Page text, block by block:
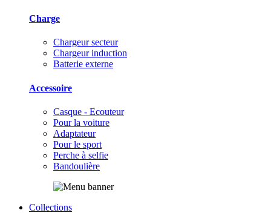
Charge
Chargeur secteur
Chargeur induction
Batterie externe
Accessoire
Casque - Ecouteur
Pour la voiture
Adaptateur
Pour le sport
Perche à selfie
Bandoulière
Collections